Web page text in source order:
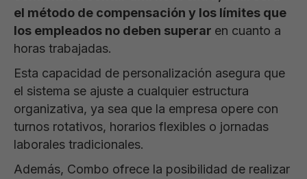
el método de compensación y los límites que
los empleados no deben superar en cuanto a
horas trabajadas.
Esta capacidad de personalización asegura que
el sistema se ajuste a cualquier estructura
organizativa, ya sea que la empresa opere con
turnos rotativos, horarios flexibles o jornadas
laborales tradicionales.
Además, Combo ofrece la posibilidad de realizar